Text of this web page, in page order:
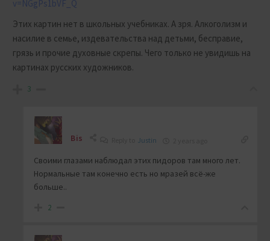
v=NGgPs1bVF_Q
Этих картин нет в школьных учебниках. А зря. Алкоголизм и
насилие в семье, издевательства над детьми, бесправие,
грязь и прочие духовные скрепы. Чего только не увидишь на
картинах русских художников.
3
Bis Justin
Своими глазами наблюдал этих пидоров там много лет.
Нормальные там конечно есть но мразей всё-же
больше..
2